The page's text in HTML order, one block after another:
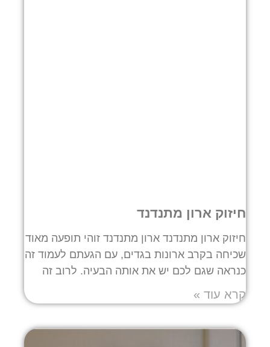
חיזוק ארון מתנדנד
חיזוק ארון מתנדנד ארון מתנדנד זוהי תופעה מאוד
שכיחה בקרב ארונות בגדים, עם הגעתם לעמוד זה
כנראה שגם לכם יש את אותה הבעיה. לרוב זה
קרא עוד »